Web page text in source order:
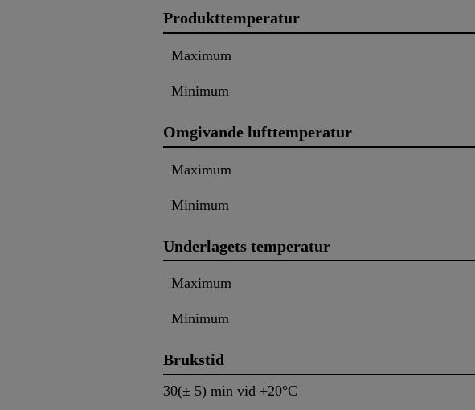
Produkttemperatur
Maximum
Minimum
Omgivande lufttemperatur
Maximum
Minimum
Underlagets temperatur
Maximum
Minimum
Brukstid
30(± 5) min vid +20°C